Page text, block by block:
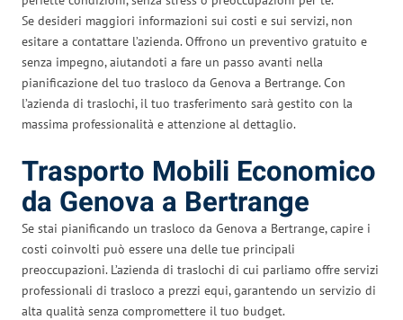
Se desideri maggiori informazioni sui costi e sui servizi, non
esitare a contattare l’azienda. Offrono un preventivo gratuito e
senza impegno, aiutandoti a fare un passo avanti nella
pianificazione del tuo trasloco da Genova a Bertrange. Con
l’azienda di traslochi, il tuo trasferimento sarà gestito con la
massima professionalità e attenzione al dettaglio.
Trasporto Mobili Economico
da Genova a Bertrange
Se stai pianificando un trasloco da Genova a Bertrange, capire i
costi coinvolti può essere una delle tue principali
preoccupazioni. L’azienda di traslochi di cui parliamo offre servizi
professionali di trasloco a prezzi equi, garantendo un servizio di
alta qualità senza compromettere il tuo budget.